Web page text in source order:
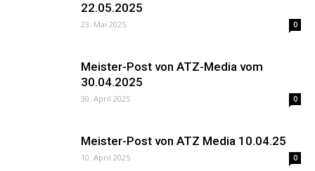
22.05.2025
23. Mai 2025 0
Meister-Post von ATZ-Media vom
30.04.2025
30. April 2025 0
Meister-Post von ATZ Media 10.04.25
10. April 2025 0